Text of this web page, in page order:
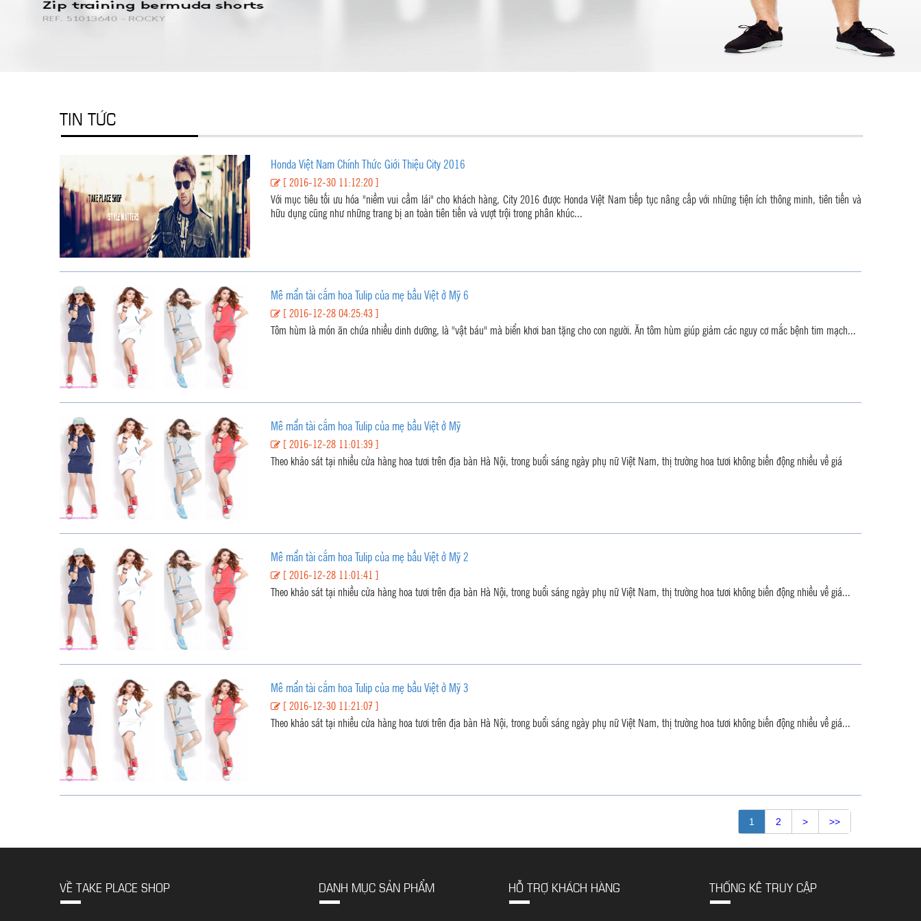
TIN TỨC
Honda Việt Nam Chính Thức Giới Thiệu City 2016
[ 2016-12-30 11:12:20 ]
Với mục tiêu tối ưu hóa "niềm vui cầm lái" cho khách hàng, City 2016 được Honda Việt Nam tiếp tục nâng cấp với những tiện ích thông minh, tiên tiến và
hữu dụng cũng như những trang bị an toàn tiên tiến và vượt trội trong phân khúc...
Mê mẩn tài cắm hoa Tulip của mẹ bầu Việt ở Mỹ 6
[ 2016-12-28 04:25:43 ]
Tôm hùm là món ăn chứa nhiều dinh dưỡng, là "vật báu" mà biển khơi ban tặng cho con người. Ăn tôm hùm giúp giảm các nguy cơ mắc bệnh tim mạch...
Mê mẩn tài cắm hoa Tulip của mẹ bầu Việt ở Mỹ
[ 2016-12-28 11:01:39 ]
Theo khảo sát tại nhiều cửa hàng hoa tươi trên địa bàn Hà Nội, trong buổi sáng ngày phụ nữ Việt Nam, thị trường hoa tươi không biến động nhiều về giá
Mê mẩn tài cắm hoa Tulip của mẹ bầu Việt ở Mỹ 2
[ 2016-12-28 11:01:41 ]
Theo khảo sát tại nhiều cửa hàng hoa tươi trên địa bàn Hà Nội, trong buổi sáng ngày phụ nữ Việt Nam, thị trường hoa tươi không biến động nhiều về giá...
Mê mẩn tài cắm hoa Tulip của mẹ bầu Việt ở Mỹ 3
[ 2016-12-30 11:21:07 ]
Theo khảo sát tại nhiều cửa hàng hoa tươi trên địa bàn Hà Nội, trong buổi sáng ngày phụ nữ Việt Nam, thị trường hoa tươi không biến động nhiều về giá...
1 2 > >>
VỀ TAKE PLACE SHOP DANH MỤC SẢN PHẨM HỖ TRỢ KHÁCH HÀNG THỐNG KÊ TRUY CẬP